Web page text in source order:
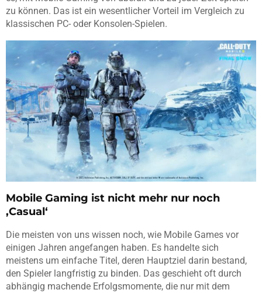
zu können. Das ist ein wesentlicher Vorteil im Vergleich zu
klassischen PC- oder Konsolen-Spielen.
Mobile Gaming ist nicht mehr nur noch
‚Casual‘
Die meisten von uns wissen noch, wie Mobile Games vor
einigen Jahren angefangen haben. Es handelte sich
meistens um einfache Titel, deren Hauptziel darin bestand,
den Spieler langfristig zu binden. Das geschieht oft durch
abhängig machende Erfolgsmomente, die nur mit dem